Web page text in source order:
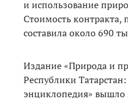
и использование
Стоимость контракта,
составила около 690
Издание «Природа и
Республики
энциклопедия» вышло